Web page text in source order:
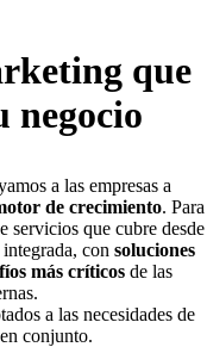
que
negocio
a las empresas a
de crecimiento. Para
servicios que cubre desde
con soluciones
más críticosde las
a las necesidades de
conjunto.